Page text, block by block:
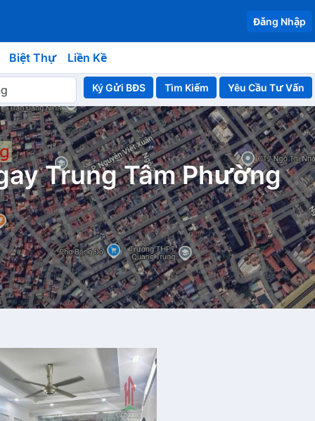
Đăng Nhập
Biệt Thự Liền Kề
Ký Gửi BĐS Yêu Cầu Tư Vấn
Trung Tâm Phường